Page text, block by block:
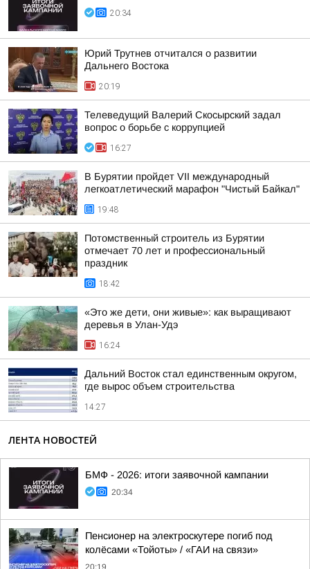
20:34
Юрий Трутнев отчитался о развитии
Дальнего Востока
20:19
Телеведущий Валерий Скосырский задал
вопрос о борьбе с коррупцией
16:27
В Бурятии пройдет VII международный
легкоатлетический марафон "Чистый Байкал"
19:48
Потомственный строитель из Бурятии
отмечает 70 лет и профессиональный
праздник
18:42
«Это же дети, они живые»: как выращивают
деревья в Улан-Удэ
16:24
Дальний Восток стал единственным округом,
где вырос объем строительства
14:27
ЛЕНТА НОВОСТЕЙ
БМФ - 2026: итоги заявочной кампании
20:34
Пенсионер на электроскутере погиб под
колёсами «Тойоты» / «ГАИ на связи»
20:19